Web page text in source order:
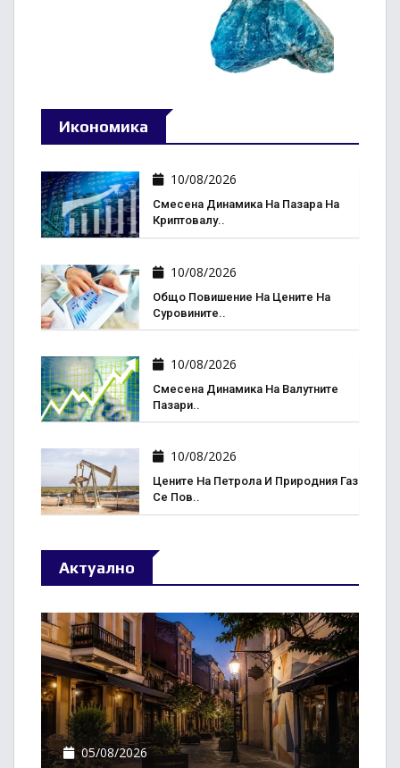
Икономика
10/08/2026
Смесена Динамика На Пазара На
Криптовалу..
10/08/2026
Общо Повишение На Цените На
Суровините..
10/08/2026
Смесена Динамика На Валутните
Пазари..
10/08/2026
Цените На Петрола И Природния Газ
Се Пов..
Актуално
05/08/2026